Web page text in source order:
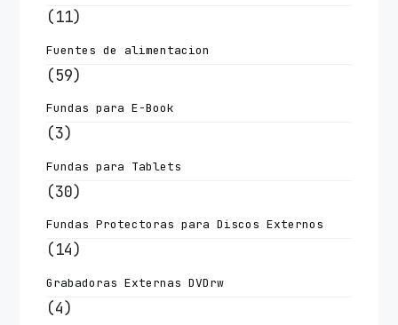
(11)
Fuentes de alimentacion
(59)
Fundas para E-Book
(3)
Fundas para Tablets
(30)
Fundas Protectoras para Discos Externos
(14)
Grabadoras Externas DVDrw
(4)